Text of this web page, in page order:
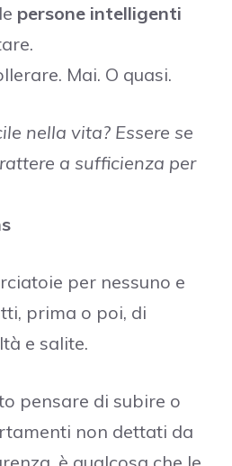
persone intelligenti
Mai. O quasi.
nella vita? Essere se
a sufficienza per
per nessuno e
prima o poi, di
e salite.
pensare di subire o
non dettati da